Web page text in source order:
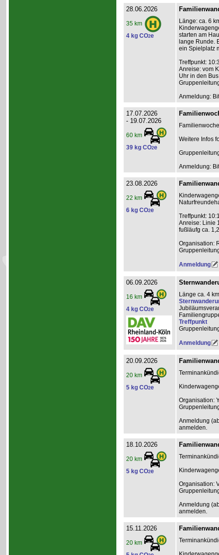
28.06.2026
35 km
4 kg CO2e
Länge: ca. 6
starten am
lange Runde.
ein Spielplatz
Treffpunkt:
Anreise: vom
Uhr in den
Anmeldung:
17.07.2026
- 19.07.2026
60 km
39 kg CO2e
Weitere Infos
Anmeldung:
23.08.2026
22 km
6 kg CO2e
Treffpunkt:
Anreise: Linie
fußläufg ca.
Organisation:
Anmeldung
06.09.2026
16 km
4 kg CO2e
Länge ca. 4
Treffpunkt
Anmeldung
20.09.2026
20 km
5 kg CO2e
Organisation:
Anmeldung
anmelden.
18.10.2026
20 km
5 kg CO2e
Organisation:
Anmeldung
anmelden.
15.11.2026
20 km